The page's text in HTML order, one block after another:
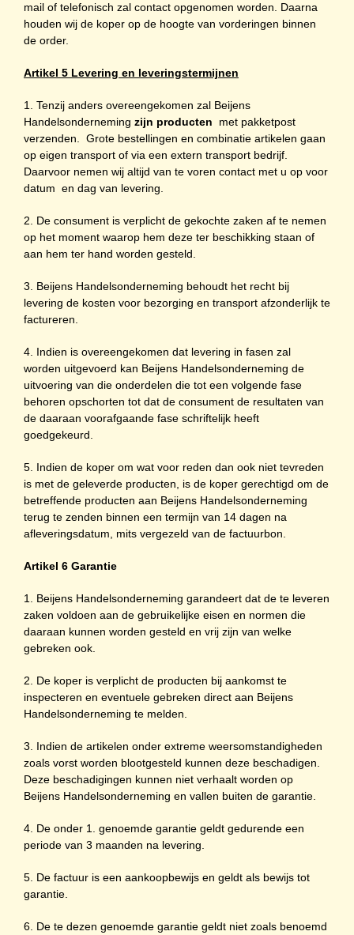
mail of telefonisch zal contact opgenomen worden. Daarna
houden wij de koper op de hoogte van vorderingen binnen
de order.
Artikel 5 Levering en leveringstermijnen
1. Tenzij anders overeengekomen zal Beijens
Handelsonderneming zijn producten met pakketpost
verzenden. Grote bestellingen en combinatie artikelen gaan
op eigen transport of via een extern transport bedrijf.
Daarvoor nemen wij altijd van te voren contact met u op voor
datum en dag van levering.
2. De consument is verplicht de gekochte zaken af te nemen
op het moment waarop hem deze ter beschikking staan of
aan hem ter hand worden gesteld.
3. Beijens Handelsonderneming behoudt het recht bij
levering de kosten voor bezorging en transport afzonderlijk te
factureren.
4. Indien is overeengekomen dat levering in fasen zal
worden uitgevoerd kan Beijens Handelsonderneming de
uitvoering van die onderdelen die tot een volgende fase
behoren opschorten tot dat de consument de resultaten van
de daaraan voorafgaande fase schriftelijk heeft
goedgekeurd.
5. Indien de koper om wat voor reden dan ook niet tevreden
is met de geleverde producten, is de koper gerechtigd om de
betreffende producten aan Beijens Handelsonderneming
terug te zenden binnen een termijn van 14 dagen na
afleveringsdatum, mits vergezeld van de factuurbon.
Artikel 6 Garantie
1. Beijens Handelsonderneming garandeert dat de te leveren
zaken voldoen aan de gebruikelijke eisen en normen die
daaraan kunnen worden gesteld en vrij zijn van welke
gebreken ook.
2. De koper is verplicht de producten bij aankomst te
inspecteren en eventuele gebreken direct aan Beijens
Handelsonderneming te melden.
3. Indien de artikelen onder extreme weersomstandigheden
zoals vorst worden blootgesteld kunnen deze beschadigen.
Deze beschadigingen kunnen niet verhaalt worden op
Beijens Handelsonderneming en vallen buiten de garantie.
4. De onder 1. genoemde garantie geldt gedurende een
periode van 3 maanden na levering.
5. De factuur is een aankoopbewijs en geldt als bewijs tot
garantie.
6. De te dezen genoemde garantie geldt niet zoals benoemd